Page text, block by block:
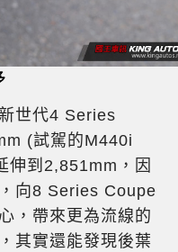
壩位置
世代4 Series
(試駕的M440i
伸到2,851mm，因
向8 Series Coupe
，帶來更為流線的
其實還能發現後葉